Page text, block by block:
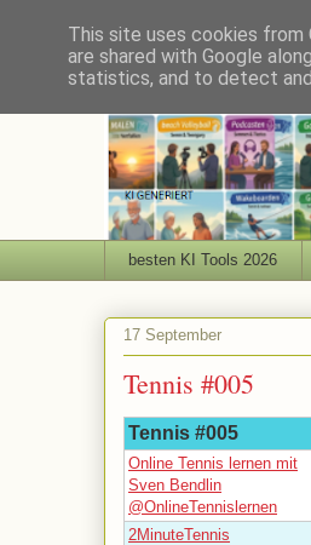
besten KI Tools 2026
17 September
Tennis #005
Tennis #005
Online Tennis lernen mit
Sven Bendlin
@OnlineTennislernen
2MinuteTennis
This site uses cookies from
are shared with Google
statistics, and to detect